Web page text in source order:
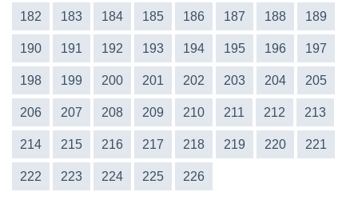
182 183 184 185 186 187 188 189
190 191 192 193 194 195 196 197
198 199 200 201 202 203 204 205
206 207 208 209 210 211 212 213
214 215 216 217 218 219 220 221
222 223 224 225 226